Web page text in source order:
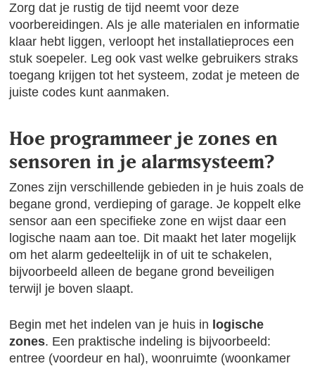
Zorg dat je rustig de tijd neemt voor deze
voorbereidingen. Als je alle materialen en informatie
klaar hebt liggen, verloopt het installatieproces een
stuk soepeler. Leg ook vast welke gebruikers straks
toegang krijgen tot het systeem, zodat je meteen de
juiste codes kunt aanmaken.
Hoe programmeer je zones en
sensoren in je alarmsysteem?
Zones zijn verschillende gebieden in je huis zoals de
begane grond, verdieping of garage. Je koppelt elke
sensor aan een specifieke zone en wijst daar een
logische naam aan toe. Dit maakt het later mogelijk
om het alarm gedeeltelijk in of uit te schakelen,
bijvoorbeeld alleen de begane grond beveiligen
terwijl je boven slaapt.
Begin met het indelen van je huis in logische
zones. Een praktische indeling is bijvoorbeeld:
entree (voordeur en hal), woonruimte (woonkamer